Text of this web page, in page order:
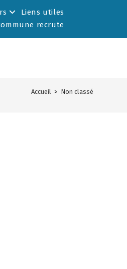
Liens utiles
recrute
Accueil > Non classé